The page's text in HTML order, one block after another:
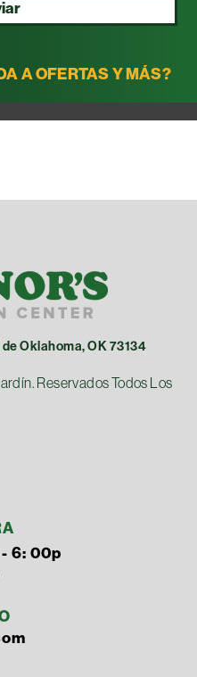
A OFERTAS Y MÁS?
Oklahoma, OK 73134
Reservados Todos Los
6: 00p